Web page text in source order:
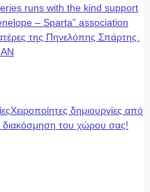
runs with the kind support
– Sparta” association
της Πηνελόπης Σπάρτης.
Χειροποίητες δημιουργίες από
διακόσμηση του χώρου σας!